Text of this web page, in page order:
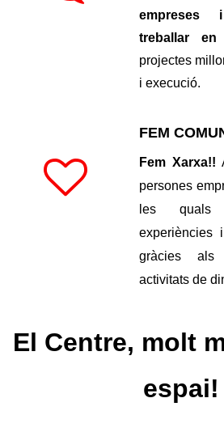
empreses
treballar en
projectes
i execució.
FEM
Fem Xarxa!!
persones
les quals
experiències
gràcies
activitats de
El Centre, molt
espai!